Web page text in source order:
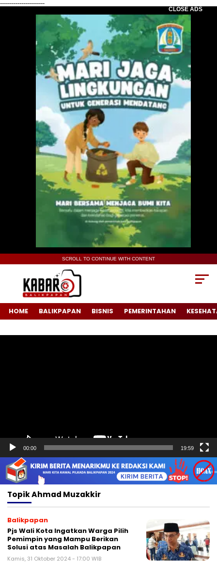
-----------------------
CLOSE ADS
SCROLL TO CONTINUE WITH CONTENT
HOME BALIKPAPAN BISNIS PEMERINTAHAN
00:00 19:59
TopikAhmad Muzakkir
Balikpapan
Pjs Wali Kota Ingatkan Warga Pilih
Pemimpin yang Mampu Berikan
Solusi atas Masalah Balikpapan
Kamis, 31 Oktober 2024 - 17:00 WIB